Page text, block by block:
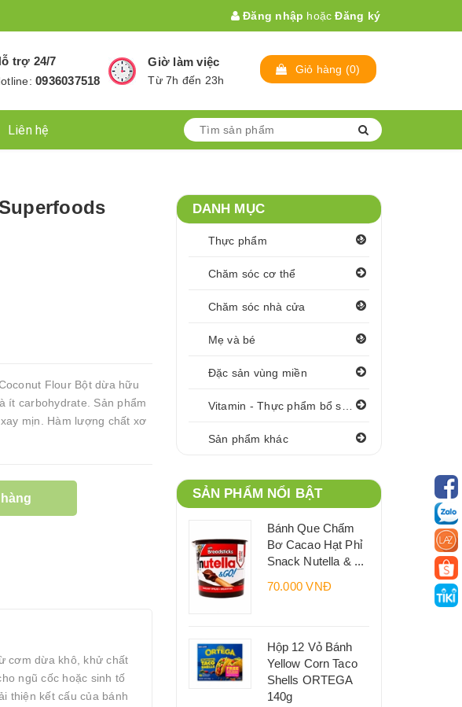
Đăng nhập hoặc Đăng ký
trợ 24/7
0936037518
Giờ làm việc
Từ 7h đến 23h
Giỏ hàng (0)
Liên hệ
Flour Bột dừa hữu
ít carbohydrate. Sản phẩm
mịn. Hàm lượng chất xơ
hàng
cơm dừa khô, khử chất
ngũ cốc hoặc sinh tố
thiện kết cấu của bánh
DANH MỤC
Thực phẩm
Chăm sóc cơ thể
Chăm sóc nhà cửa
Mẹ và bé
Đặc sản vùng miền
Sản phẩm khác
SẢN PHẨM NỔI BẬT
Bánh Que Chấm
Bơ Cacao Hạt Phỉ
Snack Nutella & ...
70.000 VNĐ
Hộp 12 Vỏ Bánh
Yellow Corn Taco
Shells ORTEGA
140g